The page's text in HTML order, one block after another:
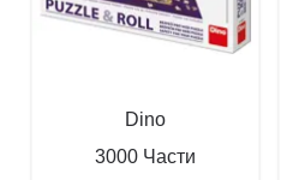
Dino
3000 Части